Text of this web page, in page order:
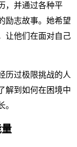
，并通过各种平
励志故事。她希望
让他们在面对自己
历过极限挑战的人
解到如何在困境中
。